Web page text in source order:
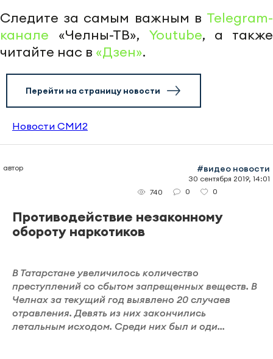
Следите за самым важным в Telegram-
канале «Челны-ТВ», Youtube, а также
читайте нас в «Дзен».
Перейти на страницу новости
Новости СМИ2
автор #видео новости
30 сентября 2019, 14:01
740
0 0
Противодействие незаконному
обороту наркотиков
В Татарстане увеличилось количество
преступлений со сбытом запрещенных веществ. В
Челнах за текущий год выявлено 20 случаев
отравления. Девять из них закончились
летальным исходом. Среди них был и оди...